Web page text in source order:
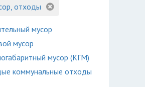
отходы
мусор
мусор
мусор (КГМ)
коммунальные отходы